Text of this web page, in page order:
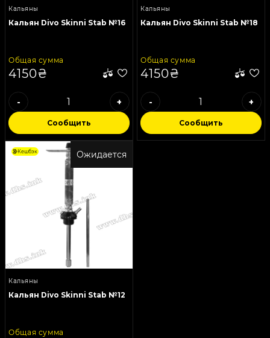
Кальяны
Кальян Divo Skinni Stab №16
Общая сумма
4150₴
- +
Сообщить
Кальяны
Кальян Divo Skinni Stab №18
Общая сумма
4150₴
- +
Сообщить
Ожидается
Кешбэк
Кальяны
Кальян Divo Skinni Stab №12
Общая сумма